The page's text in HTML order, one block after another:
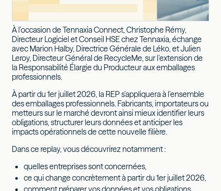
À l’occasion de Tennaxia Connect, Christophe Rémy,
Directeur Logiciel et Conseil HSE chez Tennaxia, échange
avec Marion Halby, Directrice Générale de Léko, et Julien
Leroy, Directeur Général de RecycleMe, sur l’extension de
la Responsabilité Élargie du Producteur aux emballages
professionnels.
À partir du 1er juillet 2026, la REP s’appliquera à l’ensemble
des emballages professionnels. Fabricants, importateurs ou
metteurs sur le marché devront ainsi mieux identifier leurs
obligations, structurer leurs données et anticiper les
impacts opérationnels de cette nouvelle filière.
Dans ce replay, vous découvrirez notamment :
quelles entreprises sont concernées,
ce qui change concrètement à partir du 1er juillet 2026,